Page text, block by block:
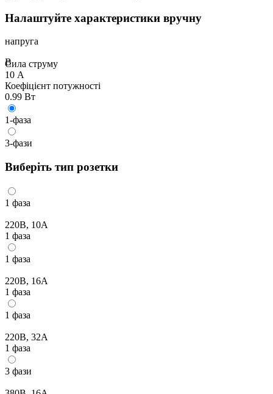
Налаштуйте характеристики вручну
напруга
В
Сила струму
10 А
Коефіцієнт потужності
0.99 Вт
1-фаза
3-фази
Виберіть тип розетки
1 фаза
220В, 10А
1 фаза
1 фаза
220В, 16А
1 фаза
1 фаза
220В, 32А
1 фаза
3 фази